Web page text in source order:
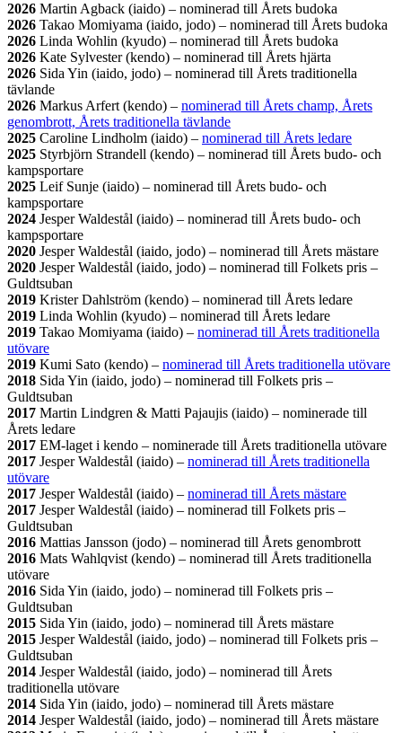
2026 Martin Agback (iaido) – nominerad till Årets budoka
2026 Takao Momiyama (iaido, jodo) – nominerad till Årets budoka
2026 Linda Wohlin (kyudo) – nominerad till Årets budoka
2026 Kate Sylvester (kendo) – nominerad till Årets hjärta
2026 Sida Yin (iaido, jodo) – nominerad till Årets traditionella
tävlande
2026 Markus Arfert (kendo) – nominerad till Årets champ, Årets
genombrott, Årets traditionella tävlande
2025 Caroline Lindholm (iaido) – nominerad till Årets ledare
2025 Styrbjörn Strandell (kendo) – nominerad till Årets budo- och
kampsportare
2025 Leif Sunje (iaido) – nominerad till Årets budo- och
kampsportare
2024 Jesper Waldestål (iaido) – nominerad till Årets budo- och
kampsportare
2020 Jesper Waldestål (iaido, jodo) – nominerad till Årets mästare
2020 Jesper Waldestål (iaido, jodo) – nominerad till Folkets pris –
Guldtsuban
2019 Krister Dahlström (kendo) – nominerad till Årets ledare
2019 Linda Wohlin (kyudo) – nominerad till Årets ledare
2019 Takao Momiyama (iaido) – nominerad till Årets traditionella
utövare
2019 Kumi Sato (kendo) – nominerad till Årets traditionella utövare
2018 Sida Yin (iaido, jodo) – nominerad till Folkets pris –
Guldtsuban
2017 Martin Lindgren & Matti Pajaujis (iaido) – nominerade till
Årets ledare
2017 EM-laget i kendo – nominerade till Årets traditionella utövare
2017 Jesper Waldestål (iaido) – nominerad till Årets traditionella
utövare
2017 Jesper Waldestål (iaido) – nominerad till Årets mästare
2017 Jesper Waldestål (iaido) – nominerad till Folkets pris –
Guldtsuban
2016 Mattias Jansson (jodo) – nominerad till Årets genombrott
2016 Mats Wahlqvist (kendo) – nominerad till Årets traditionella
utövare
2016 Sida Yin (iaido, jodo) – nominerad till Folkets pris –
Guldtsuban
2015 Sida Yin (iaido, jodo) – nominerad till Årets mästare
2015 Jesper Waldestål (iaido, jodo) – nominerad till Folkets pris –
Guldtsuban
2014 Jesper Waldestål (iaido, jodo) – nominerad till Årets
traditionella utövare
2014 Sida Yin (iaido, jodo) – nominerad till Årets mästare
2014 Jesper Waldestål (iaido, jodo) – nominerad till Årets mästare